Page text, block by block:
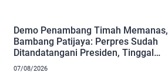
Demo Penambang Timah Memanas,
Bambang Patijaya: Perpres Sudah
Ditandatangani Presiden, Tinggal
Penomoran
07/08/2026